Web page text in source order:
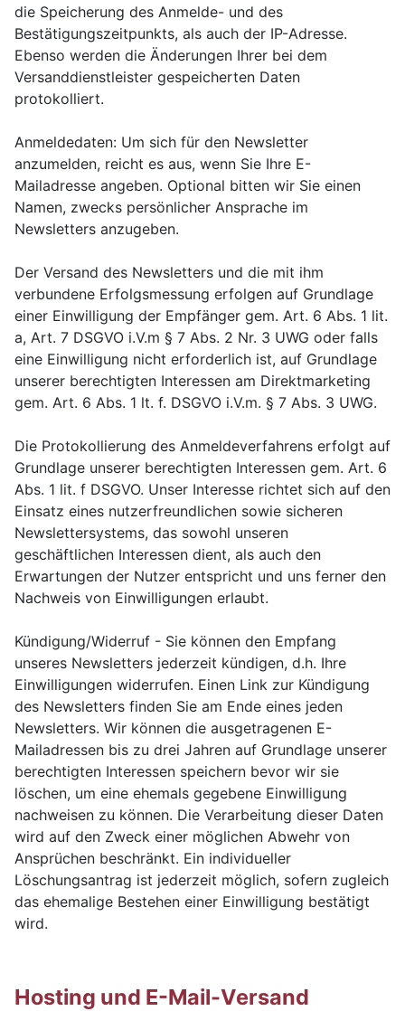
die Speicherung des Anmelde- und des
Bestätigungszeitpunkts, als auch der IP-Adresse.
Ebenso werden die Änderungen Ihrer bei dem
Versanddienstleister gespeicherten Daten
protokolliert.
Anmeldedaten: Um sich für den Newsletter
anzumelden, reicht es aus, wenn Sie Ihre E-
Mailadresse angeben. Optional bitten wir Sie einen
Namen, zwecks persönlicher Ansprache im
Newsletters anzugeben.
Der Versand des Newsletters und die mit ihm
verbundene Erfolgsmessung erfolgen auf Grundlage
einer Einwilligung der Empfänger gem. Art. 6 Abs. 1 lit.
a, Art. 7 DSGVO i.V.m § 7 Abs. 2 Nr. 3 UWG oder falls
eine Einwilligung nicht erforderlich ist, auf Grundlage
unserer berechtigten Interessen am Direktmarketing
gem. Art. 6 Abs. 1 lt. f. DSGVO i.V.m. § 7 Abs. 3 UWG.
Die Protokollierung des Anmeldeverfahrens erfolgt auf
Grundlage unserer berechtigten Interessen gem. Art. 6
Abs. 1 lit. f DSGVO. Unser Interesse richtet sich auf den
Einsatz eines nutzerfreundlichen sowie sicheren
Newslettersystems, das sowohl unseren
geschäftlichen Interessen dient, als auch den
Erwartungen der Nutzer entspricht und uns ferner den
Nachweis von Einwilligungen erlaubt.
Kündigung/Widerruf - Sie können den Empfang
unseres Newsletters jederzeit kündigen, d.h. Ihre
Einwilligungen widerrufen. Einen Link zur Kündigung
des Newsletters finden Sie am Ende eines jeden
Newsletters. Wir können die ausgetragenen E-
Mailadressen bis zu drei Jahren auf Grundlage unserer
berechtigten Interessen speichern bevor wir sie
löschen, um eine ehemals gegebene Einwilligung
nachweisen zu können. Die Verarbeitung dieser Daten
wird auf den Zweck einer möglichen Abwehr von
Ansprüchen beschränkt. Ein individueller
Löschungsantrag ist jederzeit möglich, sofern zugleich
das ehemalige Bestehen einer Einwilligung bestätigt
wird.
Hosting und E-Mail-Versand